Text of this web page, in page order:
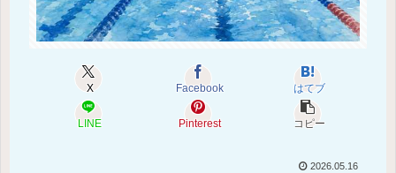
X Facebook はてブ
LINE Pinterest コピー
2026.05.16